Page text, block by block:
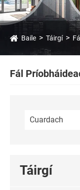
Baile Táirgí Fál
Fál
Táirgí